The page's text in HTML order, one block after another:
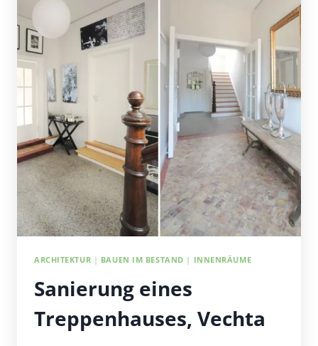
ARCHITEKTUR | BAUEN IM BESTAND | INNENRÄUME
Sanierung eines
Treppenhauses, Vechta